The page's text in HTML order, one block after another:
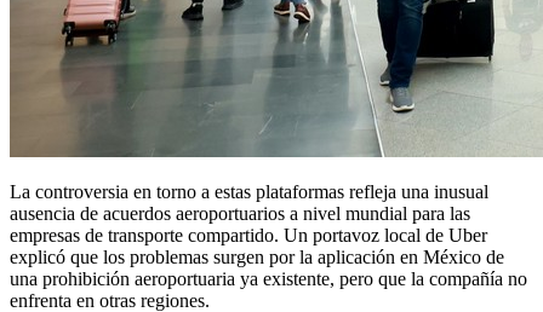
La controversia en torno a estas plataformas refleja una inusual
ausencia de acuerdos aeroportuarios a nivel mundial para las
empresas de transporte compartido. Un portavoz local de Uber
explicó que los problemas surgen por la aplicación en México de
una prohibición aeroportuaria ya existente, pero que la compañía no
enfrenta en otras regiones.